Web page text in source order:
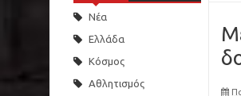
Νέα
Ελλάδα
Κόσμος
Αθλητισμός